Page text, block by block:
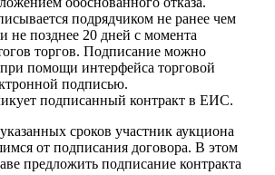
подрядчиком не ранее чем
не позднее 20 дней с момента
торгов. Подписание можно
помощи интерфейса торговой
подписью.
подписанный контракт в ЕИС.
сроков участник аукциона
от подписания договора. В этом
предложить подписание контракта